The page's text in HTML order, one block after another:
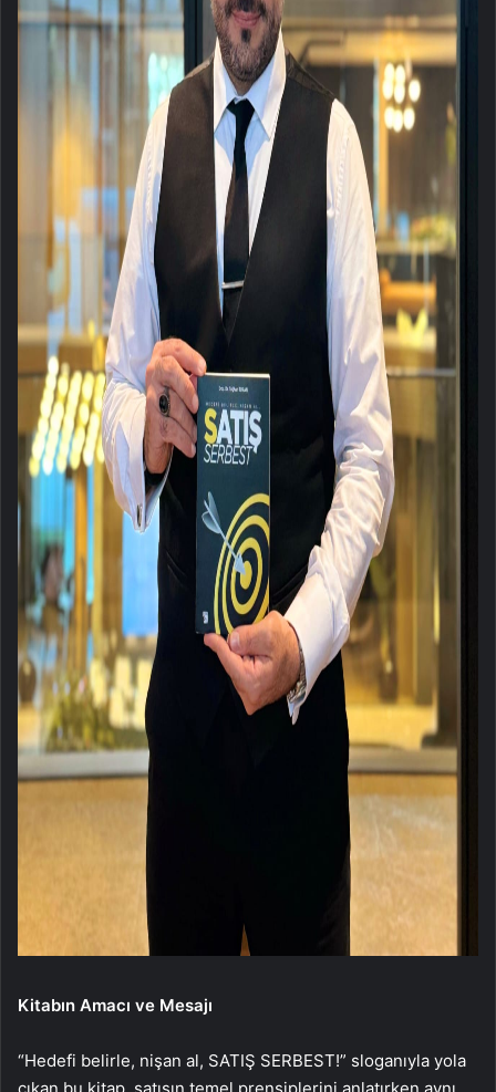
Kitabın Amacı ve Mesajı
“Hedefi belirle, nişan al, SATIŞ SERBEST!” sloganıyla yola